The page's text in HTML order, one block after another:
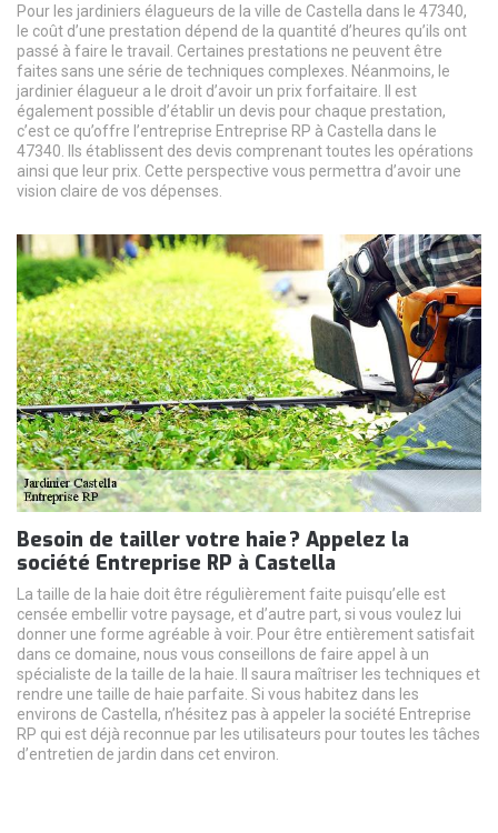
Pour les jardiniers élagueurs de la ville de Castella dans le 47340,
le coût d’une prestation dépend de la quantité d’heures qu’ils ont
passé à faire le travail. Certaines prestations ne peuvent être
faites sans une série de techniques complexes. Néanmoins, le
jardinier élagueur a le droit d’avoir un prix forfaitaire. Il est
également possible d’établir un devis pour chaque prestation,
c’est ce qu’offre l’entreprise Entreprise RP à Castella dans le
47340. Ils établissent des devis comprenant toutes les opérations
ainsi que leur prix. Cette perspective vous permettra d’avoir une
vision claire de vos dépenses.
Besoin de tailler votre haie ? Appelez la
société Entreprise RP à Castella
La taille de la haie doit être régulièrement faite puisqu’elle est
censée embellir votre paysage, et d’autre part, si vous voulez lui
donner une forme agréable à voir. Pour être entièrement satisfait
dans ce domaine, nous vous conseillons de faire appel à un
spécialiste de la taille de la haie. Il saura maîtriser les techniques et
rendre une taille de haie parfaite. Si vous habitez dans les
environs de Castella, n’hésitez pas à appeler la société Entreprise
RP qui est déjà reconnue par les utilisateurs pour toutes les tâches
d’entretien de jardin dans cet environ.